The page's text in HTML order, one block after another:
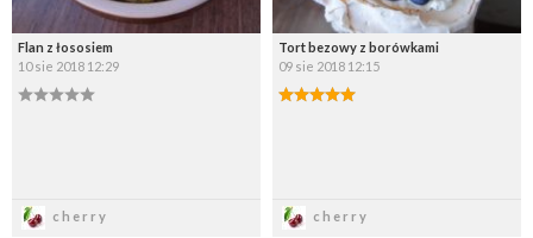
Flan z łososiem
10 sie 2018 12:29
cherry
Tort bezowy z borówkami
09 sie 2018 12:15
cherry